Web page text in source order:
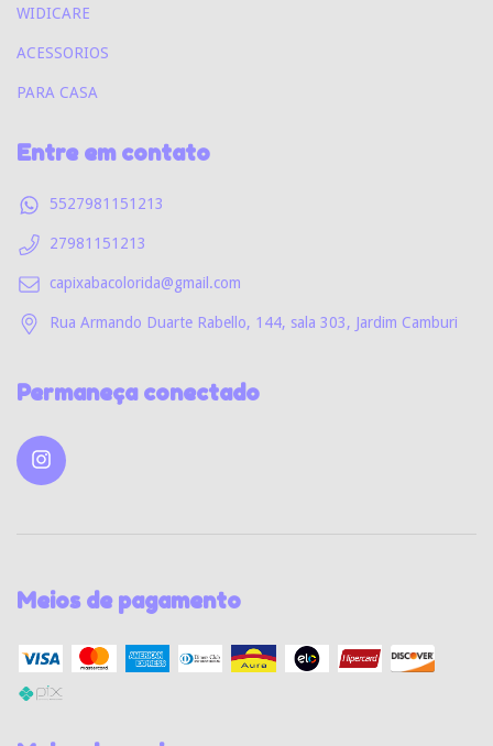
WIDICARE
ACESSORIOS
PARA CASA
Entre em contato
5527981151213
27981151213
capixabacolorida@gmail.com
Rua Armando Duarte Rabello, 144, sala 303, Jardim Camburi
Permaneça conectado
Meios de pagamento